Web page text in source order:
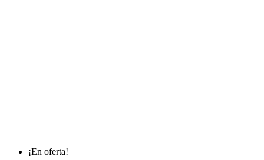
¡En oferta!